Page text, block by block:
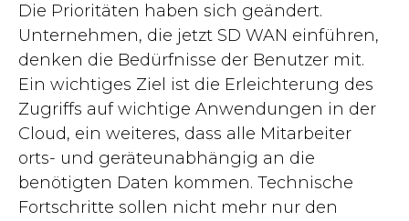
Die Prioritäten haben sich geändert.
Unternehmen, die jetzt SD WAN einführen,
denken die Bedürfnisse der Benutzer mit.
Ein wichtiges Ziel ist die Erleichterung des
Zugriffs auf wichtige Anwendungen in der
Cloud, ein weiteres, dass alle Mitarbeiter
orts- und geräteunabhängig an die
benötigten Daten kommen. Technische
Fortschritte sollen nicht mehr nur den